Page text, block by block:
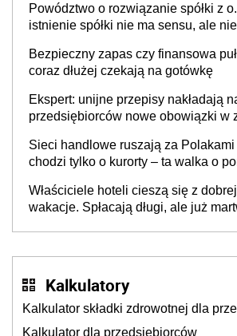
Powództwo o rozwiązanie spółki z
istnienie spółki nie ma sensu, ale
Bezpieczny zapas czy finansowa
coraz dłużej czekają na gotówkę
Ekspert: unijne przepisy nakładają
przedsiębiorców nowe obowiązki w
Sieci handlowe ruszają za
chodzi tylko o kurorty – ta walka o
cichu
Właściciele hoteli cieszą się z
wakacje. Spłacają długi, ale już
Kalkulatory
Kalkulator składki zdrowotnej dla
Kalkulator dla przedsiębiorców